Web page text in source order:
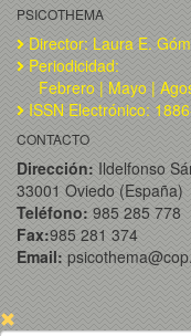
PSICOTHEMA
Director: Laura E.
Periodicidad:
Febrero | Mayo |
ISSN Electrónico:
CONTACTO
Dirección: Ildelfonso
33001 Oviedo (España)
Teléfono: 985 285 778
Fax:985 281 374
Email: